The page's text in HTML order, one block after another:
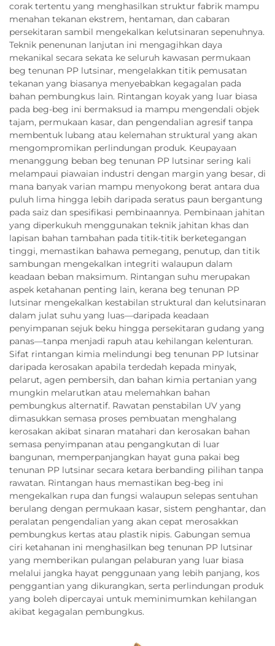
corak tertentu yang menghasilkan struktur fabrik mampu
menahan tekanan ekstrem, hentaman, dan cabaran
persekitaran sambil mengekalkan kelutsinaran sepenuhnya.
Teknik penenunan lanjutan ini mengagihkan daya
mekanikal secara sekata ke seluruh kawasan permukaan
beg tenunan PP lutsinar, mengelakkan titik pemusatan
tekanan yang biasanya menyebabkan kegagalan pada
bahan pembungkus lain. Rintangan koyak yang luar biasa
pada beg-beg ini bermaksud ia mampu mengendali objek
tajam, permukaan kasar, dan pengendalian agresif tanpa
membentuk lubang atau kelemahan struktural yang akan
mengompromikan perlindungan produk. Keupayaan
menanggung beban beg tenunan PP lutsinar sering kali
melampaui piawaian industri dengan margin yang besar, di
mana banyak varian mampu menyokong berat antara dua
puluh lima hingga lebih daripada seratus paun bergantung
pada saiz dan spesifikasi pembinaannya. Pembinaan jahitan
yang diperkukuh menggunakan teknik jahitan khas dan
lapisan bahan tambahan pada titik-titik berketegangan
tinggi, memastikan bahawa pemegang, penutup, dan titik
sambungan mengekalkan integriti walaupun dalam
keadaan beban maksimum. Rintangan suhu merupakan
aspek ketahanan penting lain, kerana beg tenunan PP
lutsinar mengekalkan kestabilan struktural dan kelutsinaran
dalam julat suhu yang luas—daripada keadaan
penyimpanan sejuk beku hingga persekitaran gudang yang
panas—tanpa menjadi rapuh atau kehilangan kelenturan.
Sifat rintangan kimia melindungi beg tenunan PP lutsinar
daripada kerosakan apabila terdedah kepada minyak,
pelarut, agen pembersih, dan bahan kimia pertanian yang
mungkin melarutkan atau melemahkan bahan
pembungkus alternatif. Rawatan penstabilan UV yang
dimasukkan semasa proses pembuatan menghalang
kerosakan akibat sinaran matahari dan kerosakan bahan
semasa penyimpanan atau pengangkutan di luar
bangunan, memperpanjangkan hayat guna pakai beg
tenunan PP lutsinar secara ketara berbanding pilihan tanpa
rawatan. Rintangan haus memastikan beg-beg ini
mengekalkan rupa dan fungsi walaupun selepas sentuhan
berulang dengan permukaan kasar, sistem penghantar, dan
peralatan pengendalian yang akan cepat merosakkan
pembungkus kertas atau plastik nipis. Gabungan semua
ciri ketahanan ini menghasilkan beg tenunan PP lutsinar
yang memberikan pulangan pelaburan yang luar biasa
melalui jangka hayat penggunaan yang lebih panjang, kos
penggantian yang dikurangkan, serta perlindungan produk
yang boleh dipercayai untuk meminimumkan kehilangan
akibat kegagalan pembungkus.